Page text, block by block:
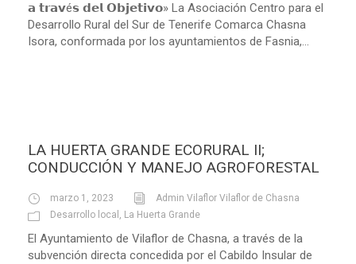
𝗮 𝘁𝗿𝗮𝘃é𝘀 𝗱𝗲𝗹 𝗢𝗯𝗷𝗲𝘁𝗶𝘃𝗼» La Asociación Centro para el
Desarrollo Rural del Sur de Tenerife Comarca Chasna
Isora, conformada por los ayuntamientos de Fasnia,...
LA HUERTA GRANDE ECORURAL II;
CONDUCCIÓN Y MANEJO AGROFORESTAL
marzo 1, 2023
Admin Vilaflor Vilaflor de Chasna
Desarrollo local , La Huerta Grande
El Ayuntamiento de Vilaflor de Chasna, a través de la
subvención directa concedida por el Cabildo Insular de